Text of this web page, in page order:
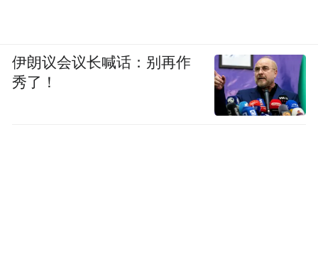
伊朗议会议长喊话：别再作
秀了！